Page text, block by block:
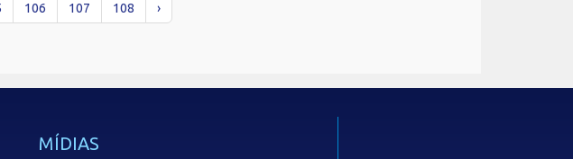
106 107 108 ›
MÍDIAS